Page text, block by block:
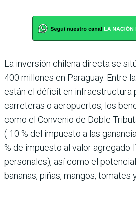
La inversión chilena directa se
400 millones en Para­guay. Entre
están el déficit en infraestructura
carreteras o aeropuer­tos, los
como el Convenio de Doble
(-10 % del impuesto a las
% de impuesto al valor agregado-
personales), así como el
bananas, piñas, mangos, tomates